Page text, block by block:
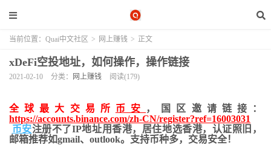
当前位置： Quai中文社区 > 网上赚钱 > 正文
xDeFi空投地址，如何操作，操作链接
2021-02-10 分类： 网上赚钱 阅读(179)
全球最大交易所 币安
，国区邀请链接：
https://accounts.binance.com/zh-CN/register?ref=16003031
币安注册不了IP地址用香港，居住地选香港，认证照旧，
邮箱推荐如gmail、outlook。支持币种多，交易安全！